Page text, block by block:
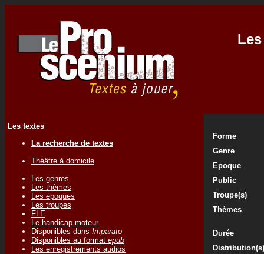
Les textes
La recherche de textes
Théâtre à domicile
Les genres
Les thèmes
Les époques
Les troupes
FLE
Le handicap moteur
Disponibles dans Imparato
Disponibles au format epub
Les enregistrements audios
Forme
Genre
Epoque
Public
Troupe(s)
Thèmes
Durée
Distribution(s)